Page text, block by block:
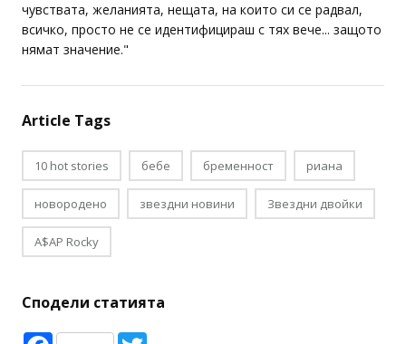
чувствата, желанията, нещата, на които си се радвал,
всичко, просто не се идентифицираш с тях вече... защото
нямат значение."
Article Tags
10 hot stories бебе бременност риана
новородено звездни новини Звездни двойки
A$AP Rocky
Сподели статията
Facebook